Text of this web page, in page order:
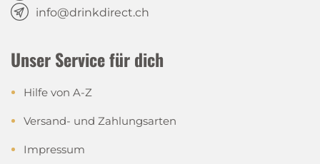
info@drinkdirect.ch
Unser Service für dich
Hilfe von A-Z
Versand- und Zahlungsarten
Impressum